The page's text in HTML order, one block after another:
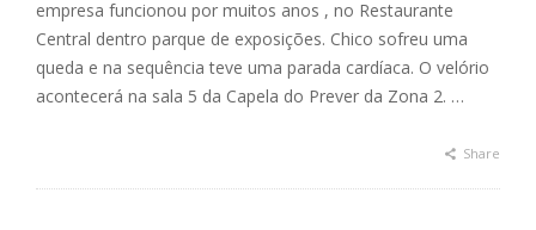
empresa funcionou por muitos anos , no Restaurante
Central dentro parque de exposições. Chico sofreu uma
queda e na sequência teve uma parada cardíaca. O velório
acontecerá na sala 5 da Capela do Prever da Zona 2. …
Share